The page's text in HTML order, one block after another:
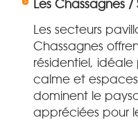
Les Chassagnes
Les secteurs
Chassagnes
résidentiel, idéale
calme et espaces
dominent le
appréciées pour